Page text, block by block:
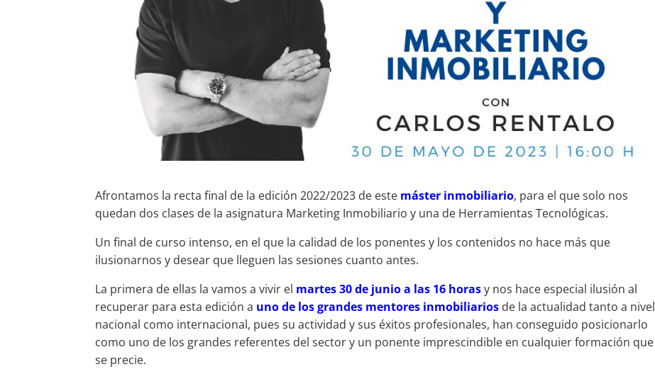
Afrontamos la recta final de la edición 2022/2023 de este máster inmobiliario, para el que solo nos
quedan dos clases de la asignatura Marketing Inmobiliario y una de Herramientas Tecnológicas.
Un final de curso intenso, en el que la calidad de los ponentes y los contenidos no hace más que
ilusionarnos y desear que lleguen las sesiones cuanto antes.
La primera de ellas la vamos a vivir el martes 30 de junio a las 16 horasy nos hace especial ilusión al
recuperar para esta edición a uno de los grandes mentores inmobiliarios de la actualidad tanto a nivel
nacional como internacional, pues su actividad y sus éxitos profesionales, han conseguido posicionarlo
como uno de los grandes referentes del sector y un ponente imprescindible en cualquier formación que
se precie.